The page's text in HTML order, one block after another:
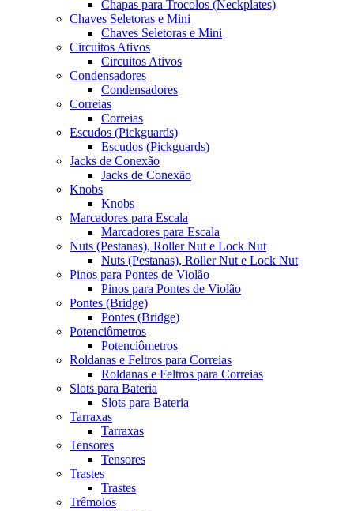
Chapas para Trocolos (Neckplates)
Chaves Seletoras e Mini
Chaves Seletoras e Mini
Circuitos Ativos
Circuitos Ativos
Condensadores
Condensadores
Correias
Correias
Escudos (Pickguards)
Escudos (Pickguards)
Jacks de Conexão
Jacks de Conexão
Knobs
Knobs
Marcadores para Escala
Marcadores para Escala
Nuts (Pestanas), Roller Nut e Lock Nut
Nuts (Pestanas), Roller Nut e Lock Nut
Pinos para Pontes de Violão
Pinos para Pontes de Violão
Pontes (Bridge)
Pontes (Bridge)
Potenciômetros
Potenciômetros
Roldanas e Feltros para Correias
Roldanas e Feltros para Correias
Slots para Bateria
Slots para Bateria
Tarraxas
Tarraxas
Tensores
Tensores
Trastes
Trastes
Trêmolos